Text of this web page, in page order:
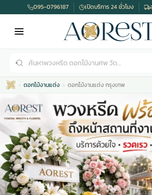
ดอกไม้หน้าศพ
ดอกไม้จัดงานศพ
พวงหรีด กรุงเทพ
พวงหรีดราคา
มรุ
น้าเมรุ
ไม้งานแต่ง
ไม้งานแต่ง ราคา
พวงหรีดพัดลม
พวงหรีดพัดลม ราคา
รับจัดงานศพ
รับจัดงานศพ ราคา
095-0796187 เปิดบริการ 24 ชั่วโมง
ดอกไม้งานแต่ง ดอกไม้งานแต่ง กรุงเทพ